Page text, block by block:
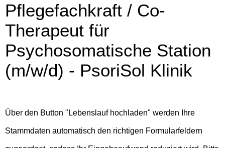
Pflegefachkraft / Co-
Therapeut für
Psychosomatische Station
(m/w/d) - PsoriSol Klinik
Über den Button "Lebenslauf hochladen" werden Ihre
Stammdaten automatisch den richtigen Formularfeldern